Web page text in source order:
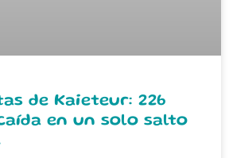
de Kaieteur: 226
en un solo salto